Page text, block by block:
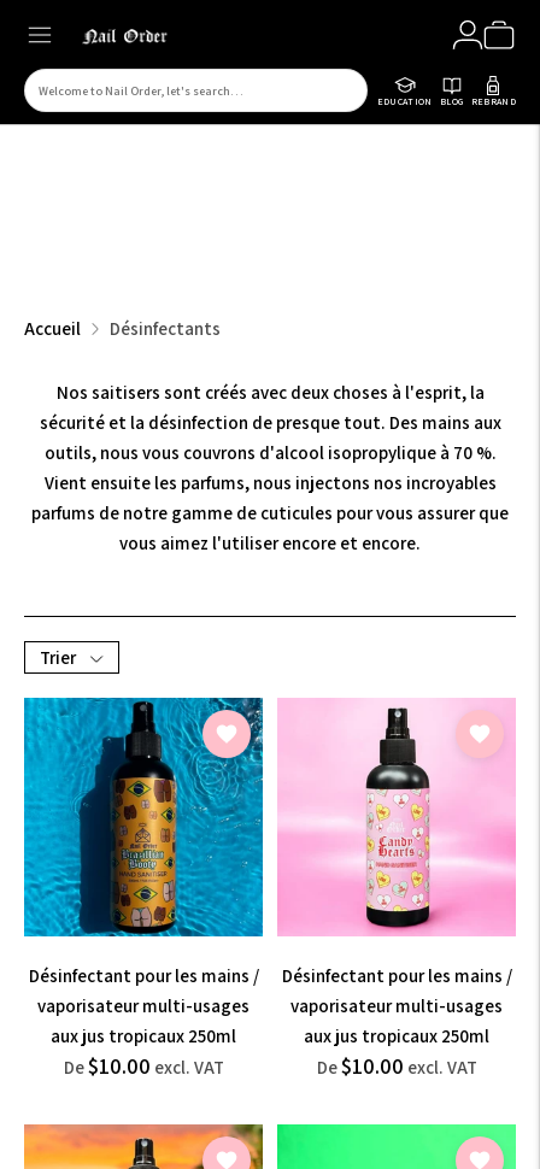
EDUCATION BLOG REBRAND
Rechercher
Accueil Désinfectants
Nos saitisers sont créés avec deux choses à l'esprit, la
sécurité et la désinfection de presque tout. Des mains aux
outils, nous vous couvrons d'alcool isopropylique à 70 %.
Vient ensuite les parfums, nous injectons nos incroyables
parfums de notre gamme de cuticules pour vous assurer que
vous aimez l'utiliser encore et encore.
Trier
Désinfectant pour les mains /
vaporisateur multi-usages
aux jus tropicaux 250ml
Prix
De$10.00 excl. VAT$12.00
VAT
Désinfectant pour les mains /
vaporisateur multi-usages
aux jus tropicaux 250ml
Prix
De$10.00 excl. VAT$12.00
VAT